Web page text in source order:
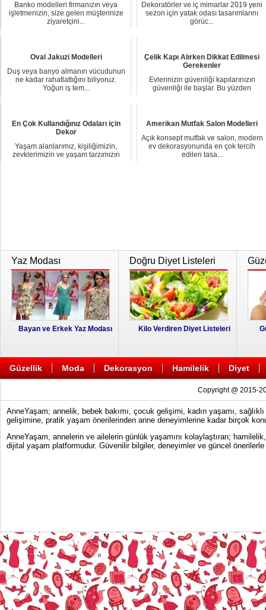
Banko modelleri firmanızın veya
işletmenizin, size gelen müşterinize
ziyaretçini...
Dekoratörler ve iç mimarlar 2019 yeni
sezon için yatak odası tasarımlarını
görüc...
Oval Jakuzi Modelleri
Duş veya banyo almanın vücudunun
ne kadar rahatlattığını biliyoruz.
Yoğun iş tem...
Çelik Kapı Alırken Dikkat Edilmesi
Gerekenler
Evlerinizin güvenliği kapılarınızın
güvenliği ile başlar. Bu yüzden
En Çok Kullandığınız Odaları için
Dekor
Yaşam alanlarımız, kişiliğimizin,
zevklerimizin ve yaşam tarzımızın
Amerikan Mutfak Salon Modelleri
Açık konsept mutfak ve salon, modern
ev dekorasyonunda en çok tercih
edilen tasa...
Yaz Modası
Bayan ve Erkek Yaz Modası
Doğru Diyet Listeleri
Kilo Verdiren Diyet Listeleri
Güzellik Moda Dekorasyon Hamilelik Diyet
Copyright @ 2015-
AnneYaşam; annelik, bebek bakımı, çocuk gelişimi, kadın yaşamı,
gelişimine, pratik yaşam önerilerinden anne deneyimlerine kadar birçok
AnneYaşam, annelerin ve ailelerin günlük yaşamını kolaylaştıran;
dijital yaşam platformudur. Güvenilir bilgiler, deneyimler ve güncel